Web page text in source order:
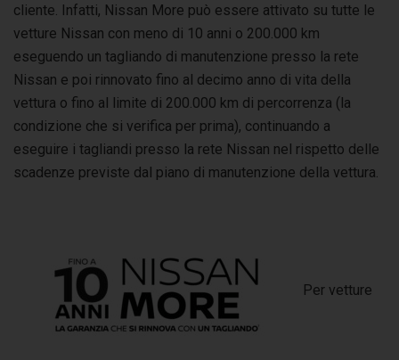
cliente. Infatti, Nissan More può essere attivato su tutte le
vetture Nissan con meno di 10 anni o 200.000 km
eseguendo un tagliando di manutenzione presso la rete
Nissan e poi rinnovato fino al decimo anno di vita della
vettura o fino al limite di 200.000 km di percorrenza (la
condizione che si verifica per prima), continuando a
eseguire i tagliandi presso la rete Nissan nel rispetto delle
scadenze previste dal piano di manutenzione della vettura.
Per vetture